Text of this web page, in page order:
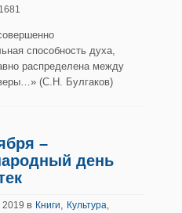
способность духа,
распределена между
(С.Н. Булгаков)
–
день
2019 в Книги, Культура,